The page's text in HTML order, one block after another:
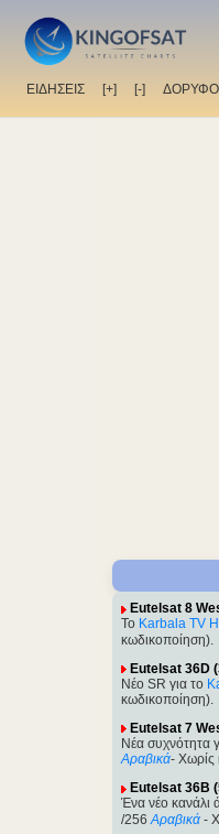
ΕΙΔΗΣΕΙΣ [+] [-]
Eutelsat 8
Το Karbala TV
κωδικοποίηση).
Eutelsat 36D
Νέο SR για το
κωδικοποίηση).
Eutelsat 7
Νέα συχνότητα
Αραβικά- Χωρίς
Eutelsat 36B
Ένα νέο κανάλι
/256 Αραβικά -